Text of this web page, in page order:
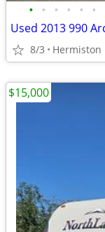
• • • • • •
Used 2013 990
8/3 Hermiston
$15,000